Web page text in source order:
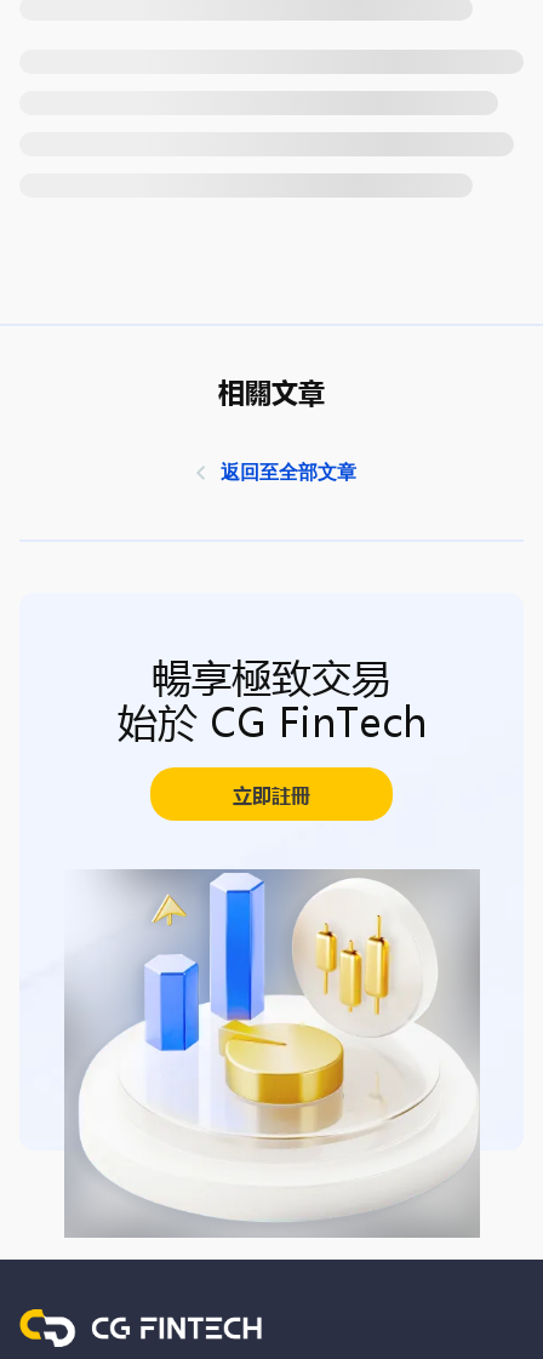
相關文章
返回至全部文章
暢享極致交易
始於 CG FinTech
立即註冊